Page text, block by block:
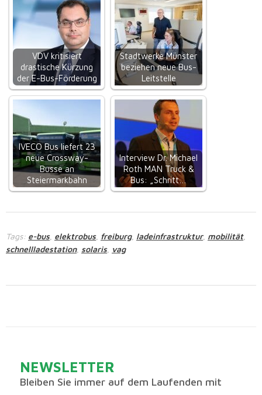
VDV kritisiert
drastische Kürzung
der E-Bus-Förderung
Stadtwerke Münster
beziehen neue Bus-
Leitstelle
IVECO Bus liefert 23
neue Crossway-
Busse an
Steiermarkbahn
Interview Dr. Michael
Roth MAN Truck &
Bus: „Schritt…
Tags: e-bus, elektrobus, freiburg, ladeinfrastruktur, mobilität,
schnellladestation, solaris, vag
NEWSLETTER
Bleiben Sie immer auf dem Laufenden mit